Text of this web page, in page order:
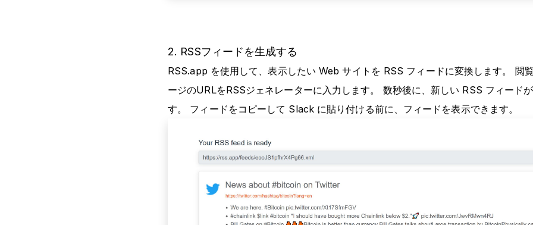
2. RSSフィードを生成する
RSS.app を使用して、表示したい Web サイトを RSS フィードに変換します。 閲
ージのURLをRSSジェネレーターに入力します。 数秒後に、新しい RSS フィード
す。 フィードをコピーして Slack に貼り付ける前に、フィードを表示できます。